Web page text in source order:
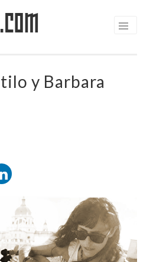
y Barbara